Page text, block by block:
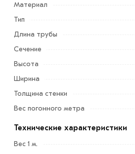
металлопроката,
полое изделие с квадратным
такую продукцию методом
проката.
Профтруба отличается
стойкостью к деформациям,
высокой прочностью и
во многих областях.
Материал
Тип
Длина трубы
Сечение
Высота
Ширина
Толщина стенки
Вес погонного метра
Технические характеристики
Вес 1 м.